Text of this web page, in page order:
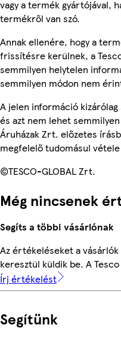
vagy a termék gyártójával,
termékről van szó.
Annak ellenére, hogy a
frissítésre kerülnek, a
semmilyen helytelen
semmilyen módon nem
A jelen információ
és azt nem lehet
Áruházak Zrt. előzetes
megfelelő tudomásul
©TESCO-GLOBAL Zrt.
Még nincsenek
Segíts a többi vásárlónak
Az értékeléseket a
keresztül küldik be. A
Írj értékelést
Segítünk